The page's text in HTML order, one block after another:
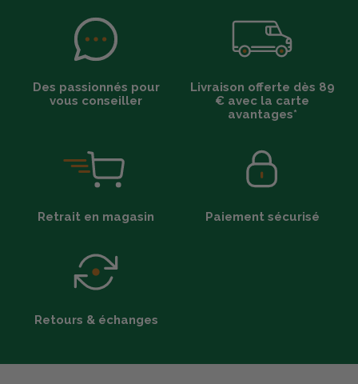
Des passionnés pour
vous conseiller
Livraison offerte dès 89
€ avec la carte
avantages*
Retrait en magasin Paiement sécurisé
Retours & échanges